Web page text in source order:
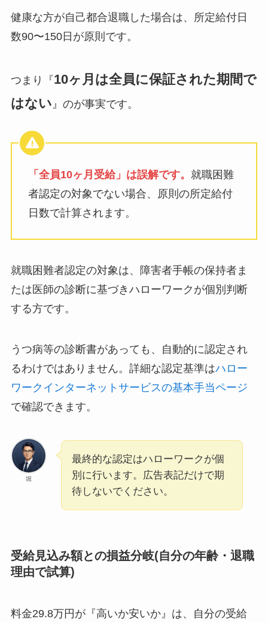
健康な方が自己都合退職した場合は、所定給付日
数90〜150日が原則です。
つまり『10ヶ月は全員に保証された期間で
はない』のが事実です。
「全員10ヶ月受給」は誤解です。 就職困難
者認定の対象でない場合、原則の所定給付
日数で計算されます。
就職困難者認定の対象は、障害者手帳の保持者ま
たは医師の診断に基づきハローワークが個別判断
する方です。
うつ病等の診断書があっても、自動的に認定され
るわけではありません。詳細な認定基準はハロー
ワークインターネットサービスの基本手当ページ
で確認できます。
堀
最終的な認定はハローワークが個
別に行います。広告表記だけで期
待しないでください。
受給見込み額との損益分岐(自分の年齢・退職
理由で試算)
料金29.8万円が『高いか安いか』は、自分の受給